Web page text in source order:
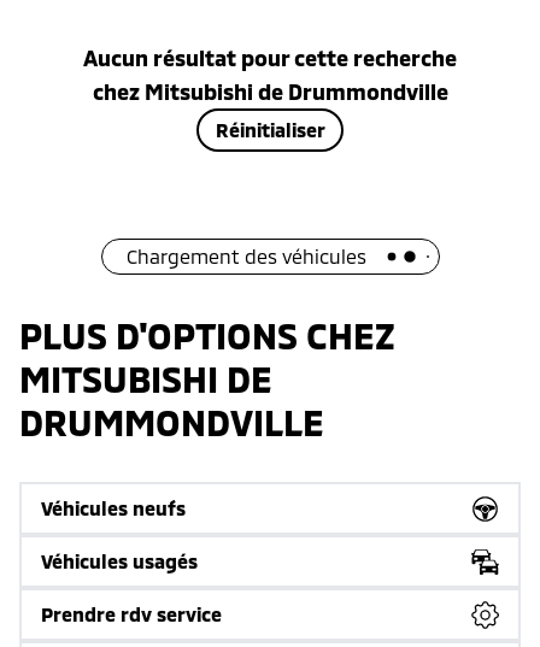
Aucun résultat pour cette recherche
chez Mitsubishi de Drummondville
Réinitialiser
Chargement des véhicules
PLUS D'OPTIONS CHEZ
MITSUBISHI DE
DRUMMONDVILLE
Véhicules neufs
Véhicules usagés
Prendre rdv service